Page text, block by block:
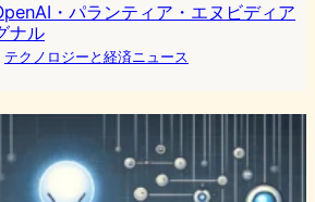
・パランティア・エヌビディア
ナル
テクノロジーと経済ニュース